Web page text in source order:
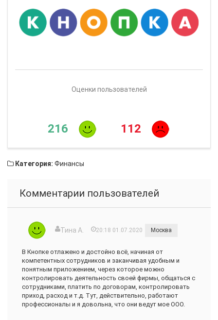
Оценки пользователей
216 112
Категория: Финансы
Комментарии пользователей
Тина А. 20:18 01.07.2020 Москва
В Кнопке отлажено и достойно всё, начиная от
компетентных сотрудников и заканчивая удобным и
понятным приложением, через которое можно
контролировать деятельность своей фирмы, общаться с
сотрудниками, платить по договорам, контролировать
приход, расход и т.д. Тут, действительно, работают
профессионалы и я довольна, что они ведут мое ООО.